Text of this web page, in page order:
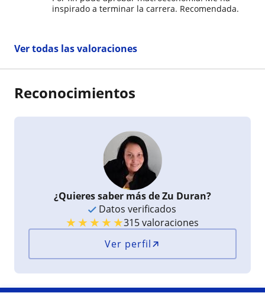
inspirado a terminar la carrera. Recomendada.
Ver todas las valoraciones
Reconocimientos
¿Quieres saber más de Zu Duran?
Datos verificados
★★★★★315 valoraciones
Ver perfil